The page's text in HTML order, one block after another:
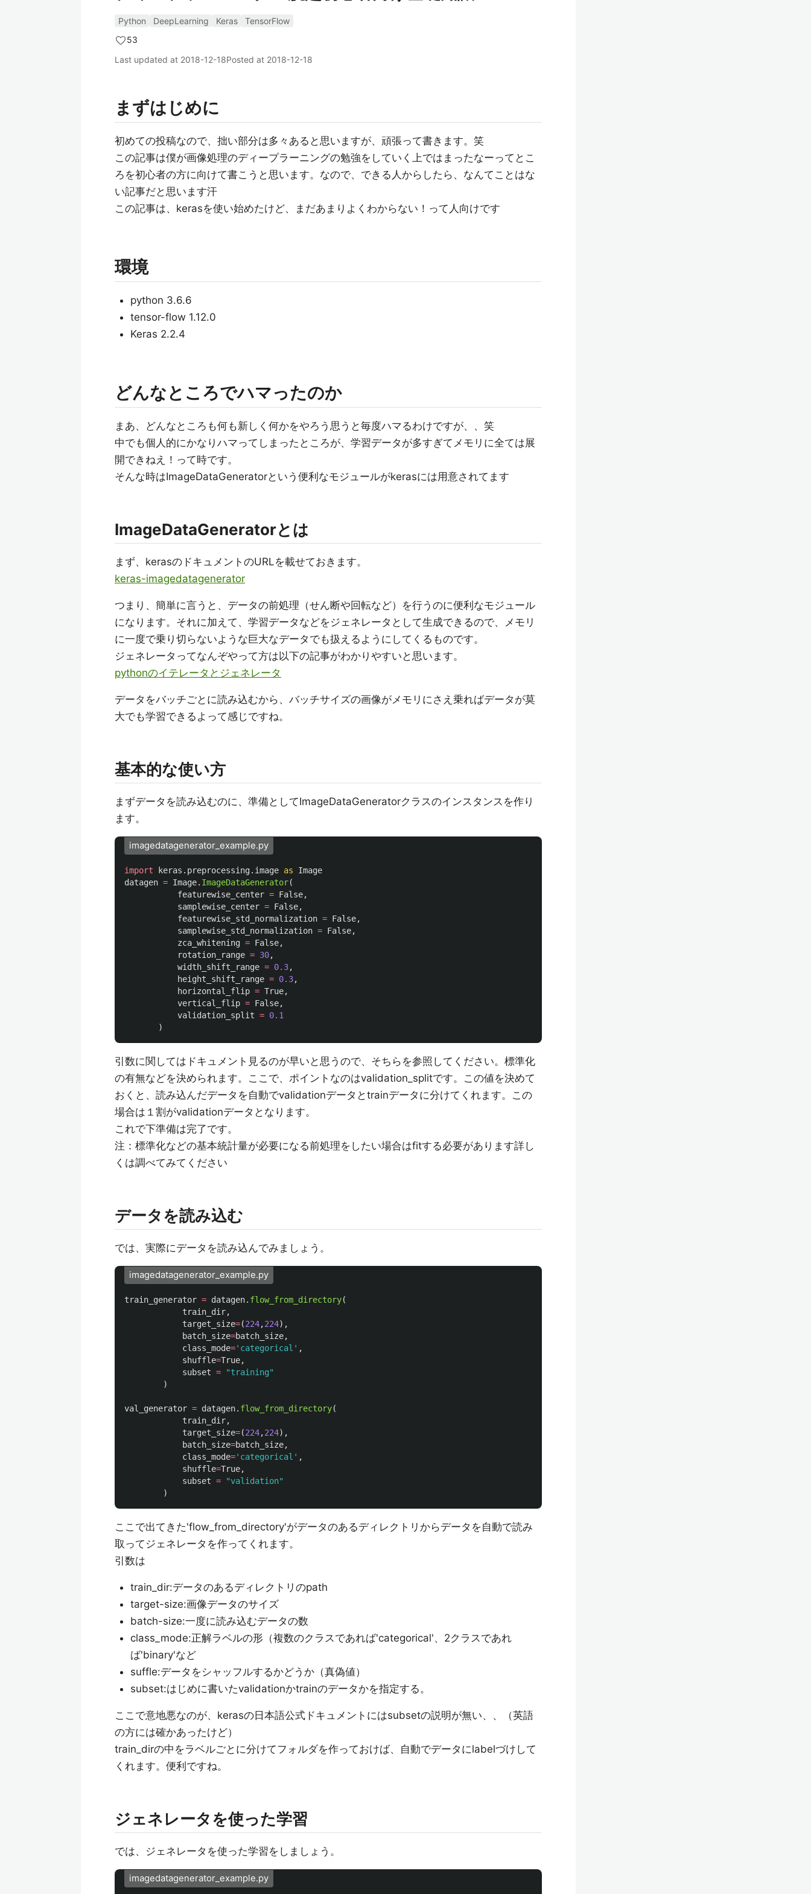
Python DeepLearning Keras
TensorFlow
53
Last updated at 2018-12-18Posted at 2018-12-18
まずはじめに
初めての投稿なので、拙い部分は多々あると思いますが、頑張って書きます。笑
この記事は僕が画像処理のディープラーニングの勉強をしていく上ではまったなーってとこ
ろを初心者の方に向けて書こうと思います。なので、できる人からしたら、なんてことはな
い記事だと思います汗
この記事は、kerasを使い始めたけど、まだあまりよくわからない！って人向けです
環境
python 3.6.6
tensor-flow 1.12.0
Keras 2.2.4
どんなところでハマったのか
まあ、どんなところも何も新しく何かをやろう思うと毎度ハマるわけですが、、笑
中でも個人的にかなりハマってしまったところが、学習データが多すぎてメモリに全ては展
開できねえ！って時です。
そんな時はImageDataGeneratorという便利なモジュールがkerasには用意されてます
ImageDataGeneratorとは
まず、kerasのドキュメントのURLを載せておきます。
keras-imagedatagenerator
つまり、簡単に言うと、データの前処理（せん断や回転など）を行うのに便利なモジュール
になります。それに加えて、学習データなどをジェネレータとして生成できるので、メモリ
に一度で乗り切らないような巨大なデータでも扱えるようにしてくるものです。
ジェネレータってなんぞやって方は以下の記事がわかりやすいと思います。
pythonのイテレータとジェネレータ
データをバッチごとに読み込むから、バッチサイズの画像がメモリにさえ乗ればデータが莫
大でも学習できるよって感じですね。
基本的な使い方
まずデータを読み込むのに、準備としてImageDataGeneratorクラスのインスタンスを作り
ます。
imagedatagenerator_example.py
import keras.preprocessing.image as
Image
datagen = Image. ImageDataGenerator(
featurewise_center = False,
samplewise_center = False,
featurewise_std_normalization = False,
samplewise_std_normalization = False,
zca_whitening = False,
rotation_range = 30,
width_shift_range = 0.3,
height_shift_range = 0.3,
horizontal_flip = True,
vertical_flip = False,
validation_split = 0.1
)
引数に関してはドキュメント見るのが早いと思うので、そちらを参照してください。標準化
の有無などを決められます。ここで、ポイントなのはvalidation_splitです。この値を決めて
おくと、読み込んだデータを自動でvalidationデータとtrainデータに分けてくれます。この
場合は１割がvalidationデータとなります。
これで下準備は完了です。
注：標準化などの基本統計量が必要になる前処理をしたい場合はfitする必要があります詳し
くは調べてみてください
データを読み込む
では、実際にデータを読み込んでみましょう。
imagedatagenerator_example.py
train_generator = datagen. flow_from_directory(
train_dir,
target_size=(224,224),
batch_size=batch_size,
class_mode=' categorical ' ,
shuffle=True,
subset = "training"
)
val_generator = datagen. flow_from_directory(
train_dir,
target_size=(224,224),
batch_size=batch_size,
class_mode=' categorical ' ,
shuffle=True,
subset = "validation"
)
ここで出てきた'flow_from_directory'がデータのあるディレクトリからデータを自動で読み
取ってジェネレータを作ってくれます。
引数は
train_dir:データのあるディレクトリのpath
target-size:画像データのサイズ
batch-size:一度に読み込むデータの数
class_mode:正解ラベルの形（複数のクラスであれば'categorical'、2クラスであれ
ば'binary'など
suffle:データをシャッフルするかどうか（真偽値）
subset:はじめに書いたvalidationかtrainのデータかを指定する。
ここで意地悪なのが、kerasの日本語公式ドキュメントにはsubsetの説明が無い、、（英語
の方には確かあったけど）
train_dirの中をラベルごとに分けてフォルダを作っておけば、自動でデータにlabelづけして
くれます。便利ですね。
ジェネレータを使った学習
では、ジェネレータを使った学習をしましょう。
imagedatagenerator_example.py